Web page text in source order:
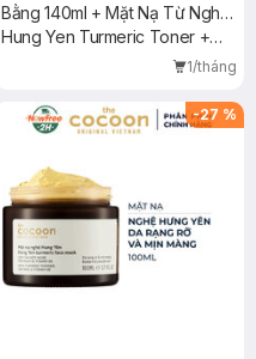
Bằng 140ml + Mặt Nạ Từ Nghệ
Hưng Yên 30ml
Hung Yen Turmeric Toner +
Hung Yen Turmeric Face Mask
1/tháng
-27 %